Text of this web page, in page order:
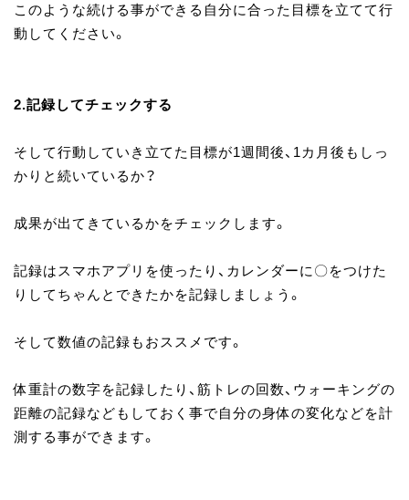
このような続ける事ができる自分に合った目標を立てて行
動してください。
2.記録してチェックする
そして行動していき立てた目標が1週間後、1カ月後もしっ
かりと続いているか？
成果が出てきているかをチェックします。
記録はスマホアプリを使ったり、カレンダーに〇をつけた
りしてちゃんとできたかを記録しましょう。
そして数値の記録もおススメです。
体重計の数字を記録したり、筋トレの回数、ウォーキングの
距離の記録などもしておく事で自分の身体の変化などを計
測する事ができます。